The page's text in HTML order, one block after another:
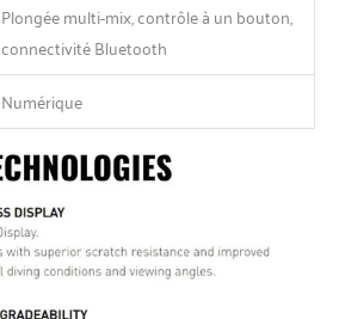
Plongée multi-mix, contrôle à un bouton,
connectivité Bluetooth
Numérique